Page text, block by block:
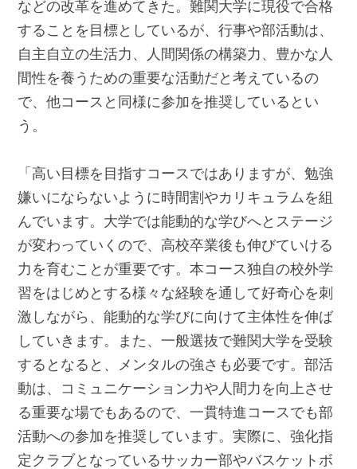
などの改革を進めてきた。難関大学に現役で合格
することを目標としているが、行事や部活動は、
自主自立の生活力、人間関係の構築力、豊かな人
間性を養うための重要な活動だと考えているの
で、他コースと同様に参加を推奨しているとい
う。
「高い目標を目指すコースではありますが、勉強
嫌いにならないように時間割やカリキュラムを組
んでいます。大学では能動的な学びへとステージ
が変わっていくので、高校卒業後も伸びていける
力を育むことが重要です。本コース独自の校外学
習をはじめとする様々な経験を通して好奇心を刺
激しながら、能動的な学びに向けて主体性を伸ば
していきます。また、一般選抜で難関大学を受験
するとなると、メンタルの強さも必要です。部活
動は、コミュニケーション力や人間力を向上させ
る重要な場でもあるので、一貫特進コースでも部
活動への参加を推奨しています。実際に、強化指
定クラブとなっているサッカー部やバスケットボ